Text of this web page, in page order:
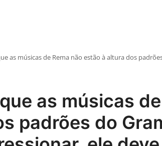
as músicas de Rema não estão à altura dos
as músicas
padrões do